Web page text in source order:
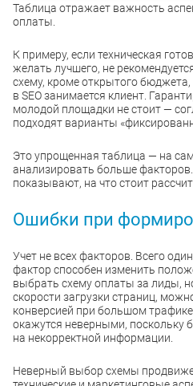
Таблица отражает важность
оплаты.
К примеру, если техническая
желать лучшего, не
схему, кроме открытого
в SEO занимается клиент.
молодой площадки не стоит —
подходят варианты
Это упрощенная таблица — на
анализировать больше
показывают, на что стоит
Ошибки при
Учет не всех факторов. Всего
фактор способен изменить
выбрать схему оплаты за лиды,
скорости загрузки страниц,
конверсией при большом
окажутся неверными, поскольку
на некорректной информации.
Неверный выбор схемы